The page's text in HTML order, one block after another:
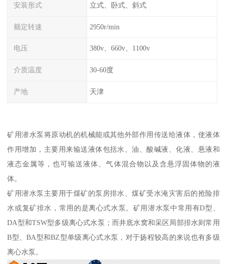
安装形式 立式、卧式、斜式
额定转速 2950r/min
电压 380v、660v、1100v
介质温度 30-60度
产地 天津
矿用潜水泵将原动机的机械能或其他外部作用传送给液体，使液体
作用增加，主要用来输送液体包括水、油、酸碱液、化液、悬液和
液态金属等，也可输送液体、气体混合物以及含悬浮固体物的液
体。
矿用潜水泵主要用于煤矿的泵房排水、煤矿受水淹灾害后的抢险排
水或复矿排水，常用的是离心式水泵。矿用潜水泵中常用有D型、
DA型和TSW型多级离心式水泵；而井底水窝和采区局部排水则常用
B型、BA型和BZ型单级离心式水泵，对于扬程较高的来说也有多级
离心水泵。